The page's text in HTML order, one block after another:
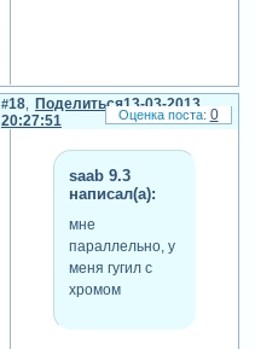
Поделиться
18
13-03-2013
20:27:51
saab 9.3
написал(а):
мне
параллельно, у
меня гугил с
хромом
0